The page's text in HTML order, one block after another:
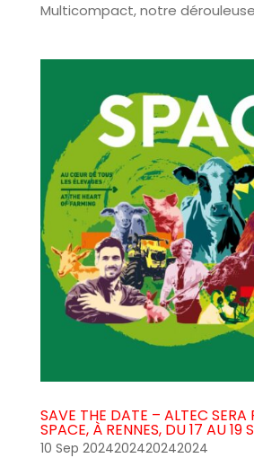
Multicompact, notre
SAVE THE DATE – ALTEC SERA
SPACE, À RENNES, DU 17 AU 19
10 Sep 2024202420242024